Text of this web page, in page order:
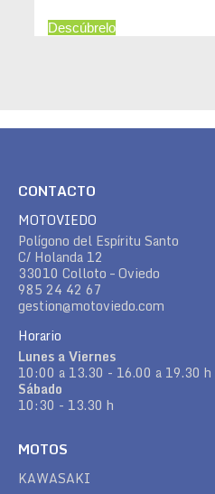
Descúbrelo
CONTACTO
MOTOVIEDO
Polígono del Espíritu Santo
C/ Holanda 12
33010 Colloto – Oviedo
985 24 42 67
gestion@motoviedo.com
Horario
Lunes a Viernes
10:00 a 13.30 - 16.00 a 19.30 h
Sábado
10:30 - 13.30 h
MOTOS
KAWASAKI